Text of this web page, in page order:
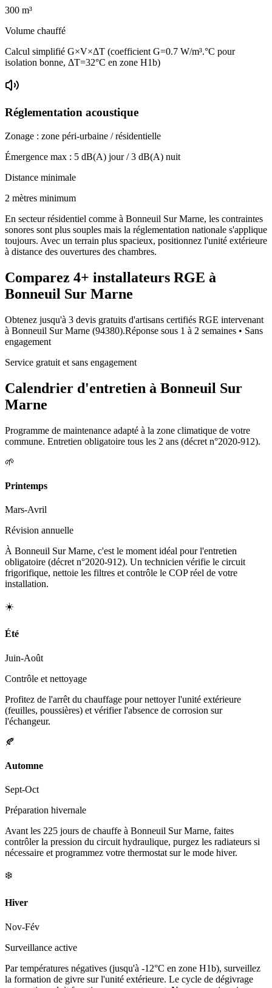
300 m³
Volume chauffé
Calcul simplifié G×V×ΔT (coefficient G=0.7 W/m³.°C pour
isolation bonne, ΔT=32°C en zone H1b)
Réglementation acoustique
Zonage : zone péri-urbaine / résidentielle
Émergence max : 5 dB(A) jour /3 dB(A) nuit
Distance minimale
2 mètres minimum
En secteur résidentiel comme à Bonneuil Sur Marne, les contraintes
sonores sont plus souples mais la réglementation nationale s'applique
toujours. Avec un terrain plus spacieux, positionnez l'unité extérieure
à distance des ouvertures des chambres.
Comparez 4+ installateurs RGE à
Bonneuil Sur Marne
Obtenez jusqu'à 3 devis gratuits d'artisans certifiés RGE intervenant
à Bonneuil Sur Marne (94380).Réponse sous 1 à 2 semaines • Sans
engagement
Service gratuit et sans engagement
Calendrier d'entretien à Bonneuil Sur
Marne
Programme de maintenance adapté à la zone climatique de votre
commune. Entretien obligatoire tous les 2 ans (décret n°2020-912).
🌱
Printemps
Mars-Avril
Révision annuelle
À Bonneuil Sur Marne, c'est le moment idéal pour l'entretien
obligatoire (décret n°2020-912). Un technicien vérifie le circuit
frigorifique, nettoie les filtres et contrôle le COP réel de votre
installation.
☀️
Été
Juin-Août
Contrôle et nettoyage
Profitez de l'arrêt du chauffage pour nettoyer l'unité extérieure
(feuilles, poussières) et vérifier l'absence de corrosion sur
l'échangeur.
🍂
Automne
Sept-Oct
Préparation hivernale
Avant les 225 jours de chauffe à Bonneuil Sur Marne, faites
contrôler la pression du circuit hydraulique, purgez les radiateurs si
nécessaire et programmez votre thermostat sur le mode hiver.
❄️
Hiver
Nov-Fév
Surveillance active
Par températures négatives (jusqu'à -12°C en zone H1b), surveillez
la formation de givre sur l'unité extérieure. Le cycle de dégivrage